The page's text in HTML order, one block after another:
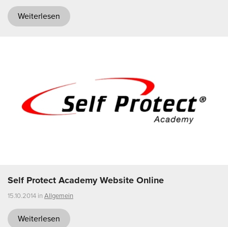
Weiterlesen
Self Protect Academy Website Online
15.10.2014 in Allgemein
Weiterlesen